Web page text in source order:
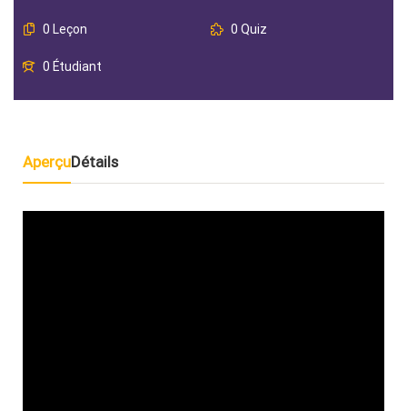
0 Leçon 0 Quiz
0 Étudiant
AperçuDétails